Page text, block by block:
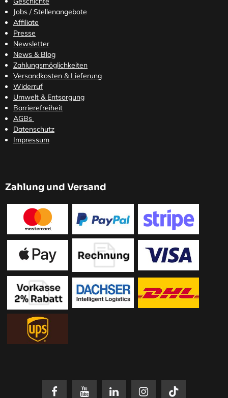
Jobs / Stellenangebote
Affiliate
Presse
Newsletter
News & Blog
Zahlungsmöglichkeiten
Versandkosten & Lieferung
Widerruf
Umwelt & Entsorgung
Barrierefreiheit
AGBs
Datenschutz
Impressum
Zahlung und Versand